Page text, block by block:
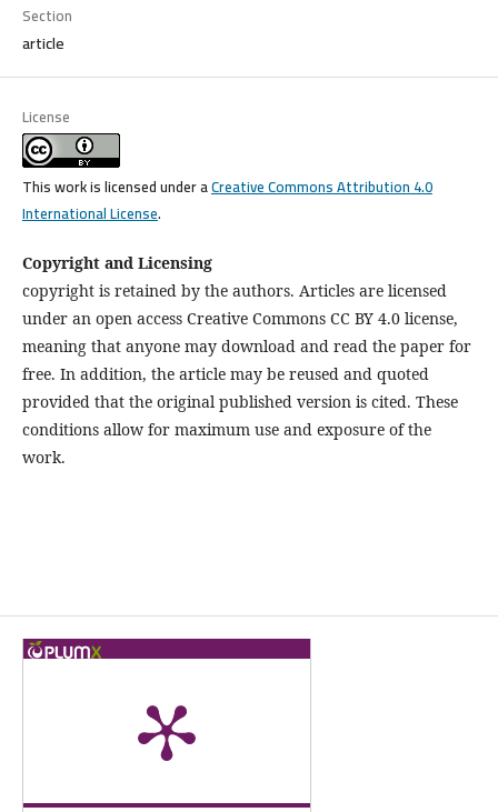
Section
article
License
This work is licensed under aCreative Commons Attribution 4.0
International License.
Copyright and Licensing
copyright is retained by the authors. Articles are licensed
under an open access Creative Commons CC BY 4.0 license,
meaning that anyone may download and read the paper for
free. In addition, the article may be reused and quoted
provided that the original published version is cited. These
conditions allow for maximum use and exposure of the
work.